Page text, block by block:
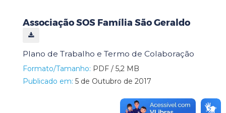
Associação SOS Família São Geraldo
Plano de Trabalho e Termo de Colaboração
Formato/Tamanho: PDF / 5,2 MB
Publicado em: 5 de Outubro de 2017